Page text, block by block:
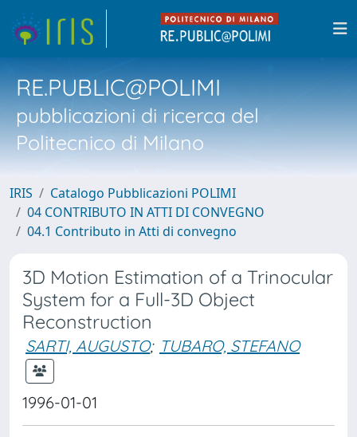
RE.PUBLIC@POLIMI
pubblicazioni di ricerca del
Politecnico di Milano
IRIS
Catalogo Pubblicazioni POLIMI
04 CONTRIBUTO IN ATTI DI CONVEGNO
04.1 Contributo in Atti di convegno
3D Motion Estimation of a Trinocular
System for a Full-3D Object
Reconstruction
SARTI, AUGUSTO; TUBARO, STEFANO
1996-01-01